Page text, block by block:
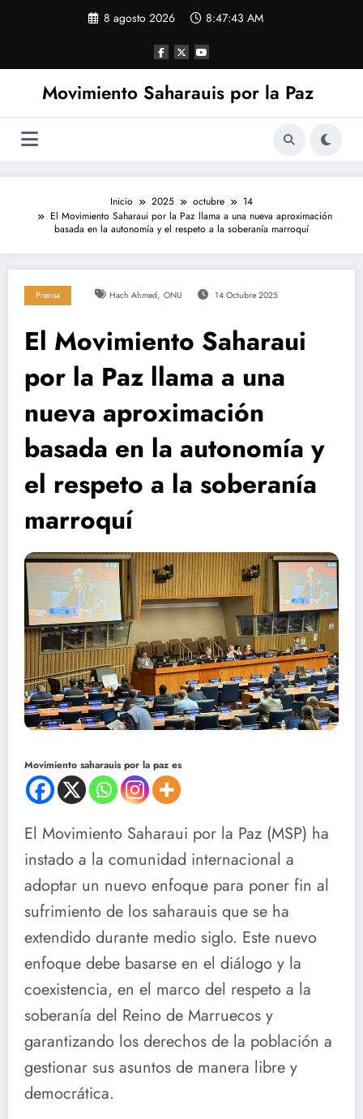
8 agosto 2026 8:47:44 AM
Movimiento Saharauis por la Paz
Inicio 2025 octubre
14
El Movimiento Saharaui por la Paz llama a una nueva aproximación
basada en la autonomía y el respeto a la soberanía marroquí
Prensa Hach Ahmed, ONU 14 Octubre 2025
El Movimiento Saharaui
por la Paz llama a una
nueva aproximación
basada en la autonomía y
el respeto a la soberanía
marroquí
Movimiento saharauis por la paz es
El Movimiento Saharaui por la Paz (MSP) ha
instado a la comunidad internacional a
adoptar un nuevo enfoque para poner fin al
sufrimiento de los saharauis que se ha
extendido durante medio siglo. Este nuevo
enfoque debe basarse en el diálogo y la
coexistencia, en el marco del respeto a la
soberanía del Reino de Marruecos y
garantizando los derechos de la población a
gestionar sus asuntos de manera libre y
democrática.